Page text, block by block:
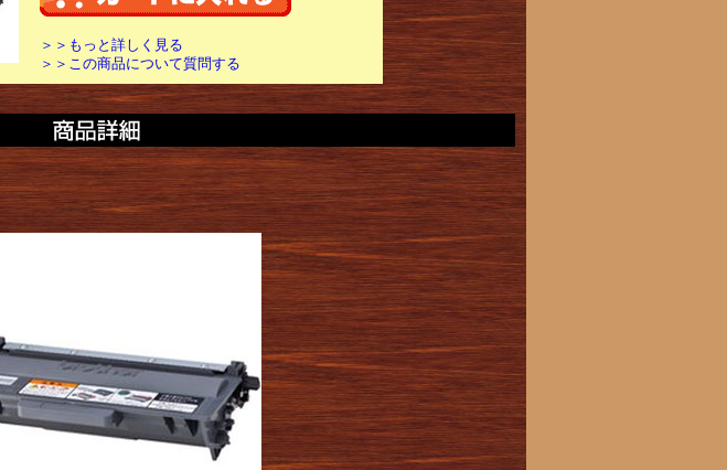
＞＞もっと詳しく見る
＞＞この商品について質問する